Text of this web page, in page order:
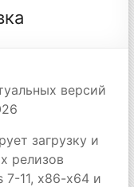
версий
загрузку и
релизов
7-11, x86-x64 и